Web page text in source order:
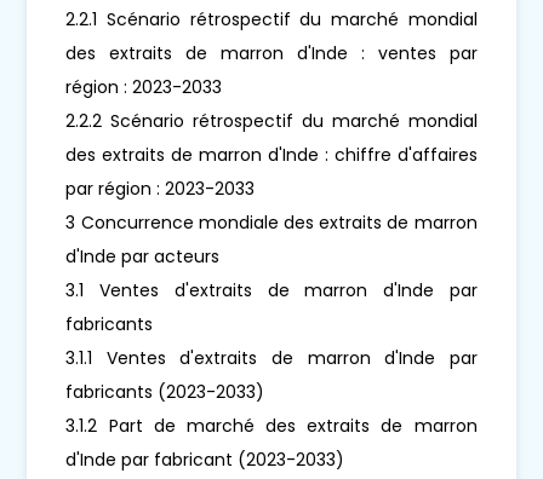
2.2.1 Scénario rétrospectif du marché mondial
des extraits de marron d'Inde : ventes par
région : 2023-2033
2.2.2 Scénario rétrospectif du marché mondial
des extraits de marron d'Inde : chiffre d'affaires
par région : 2023-2033
3 Concurrence mondiale des extraits de marron
d'Inde par acteurs
3.1 Ventes d'extraits de marron d'Inde par
fabricants
3.1.1 Ventes d'extraits de marron d'Inde par
fabricants (2023-2033)
3.1.2 Part de marché des extraits de marron
d'Inde par fabricant (2023-2033)